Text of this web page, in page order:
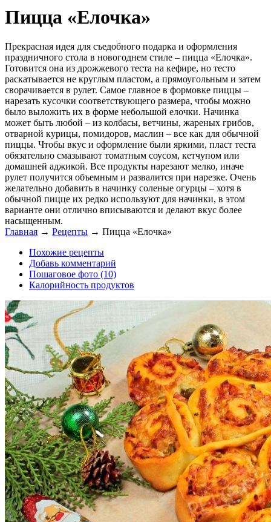
Пицца «Елочка»
Прекрасная идея для съедобного подарка и оформления
праздничного стола в новогоднем стиле – пицца «Елочка».
Готовится она из дрожжевого теста на кефире, но тесто
раскатывается не круглым пластом, а прямоугольным и затем
сворачивается в рулет. Самое главное в формовке пиццы –
нарезать кусочки соответствующего размера, чтобы можно
было выложить их в форме небольшой елочки. Начинка
может быть любой – из колбасы, ветчины, жареных грибов,
отварной курицы, помидоров, маслин – все как для обычной
пиццы. Чтобы вкус и оформление были яркими, пласт теста
обязательно смазывают томатным соусом, кетчупом или
домашней аджикой. Все продукты нарезают мелко, иначе
рулет получится объемным и развалится при нарезке. Очень
желательно добавить в начинку соленые огурцы – хотя в
обычной пицце их редко используют для начинки, в этом
варианте они отлично вписываются и делают вкус более
насыщенным.
Главная → Рецепты → Пицца «Елочка»
Похожие рецепты
Добавь комментарий
Пошаговое фото (10)
Калорийность продуктов